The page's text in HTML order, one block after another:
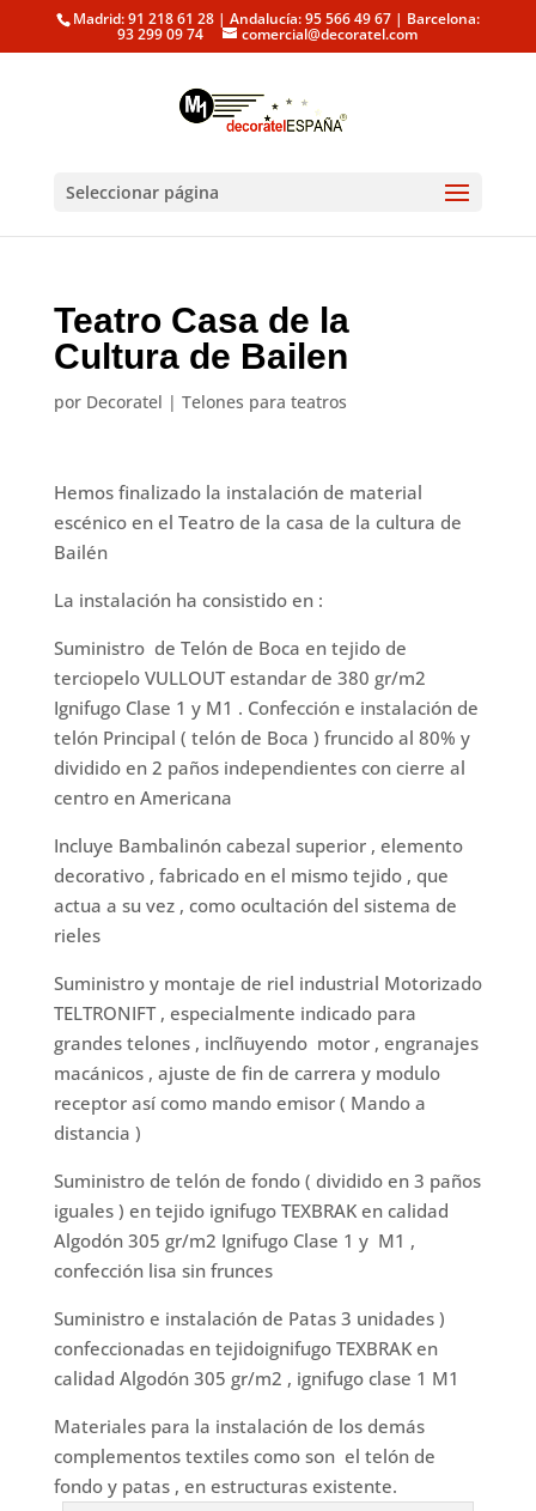
Madrid: 91 218 61 28 | Andalucía: 95 566 49 67 | Barcelona:
93 299 09 74 comercial@decoratel.com
Seleccionar página
Teatro Casa de la
Cultura de Bailen
por Decoratel | Telones para teatros
Hemos finalizado la instalación de material
escénico en el Teatro de la casa de la cultura de
Bailén
La instalación ha consistido en :
Suministro de Telón de Boca en tejido de
terciopelo VULLOUT estandar de 380 gr/m2
Ignifugo Clase 1 y M1 . Confección e instalación de
telón Principal ( telón de Boca ) fruncido al 80% y
dividido en 2 paños independientes con cierre al
centro en Americana
Incluye Bambalinón cabezal superior , elemento
decorativo , fabricado en el mismo tejido , que
actua a su vez , como ocultación del sistema de
rieles
Suministro y montaje de riel industrial Motorizado
TELTRONIFT , especialmente indicado para
grandes telones , inclñuyendo motor , engranajes
macánicos , ajuste de fin de carrera y modulo
receptor así como mando emisor ( Mando a
distancia )
Suministro de telón de fondo ( dividido en 3 paños
iguales ) en tejido ignifugo TEXBRAK en calidad
Algodón 305 gr/m2 Ignifugo Clase 1 y M1 ,
confección lisa sin frunces
Suministro e instalación de Patas 3 unidades )
confeccionadas en tejidoignifugo TEXBRAK en
calidad Algodón 305 gr/m2 , ignifugo clase 1 M1
Materiales para la instalación de los demás
complementos textiles como son el telón de
fondo y patas , en estructuras existente.